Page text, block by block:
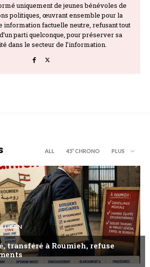
uniquement de jeunes bénévoles de
politiques, œuvrant ensemble pour la
information factuelle neutre, refusant tout
parti quelconque, pour préserver sa
dans le secteur de l’information.
ALL 45’’ CHRONO PLUS
LIBAN
transféré à Roumieh, refuse